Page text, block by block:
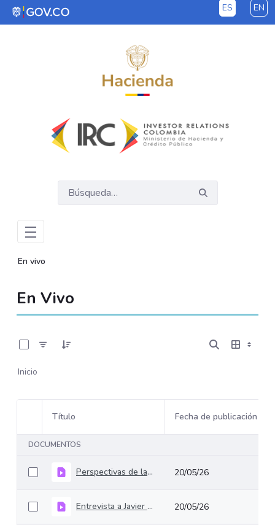
Saltar al contenido principal ES EN
En vivo
En Vivo
Inicio
Selección del elemento
Título Fecha de publicación
DOCUMENTOS
Perspectivas de la deuda de Colombia después de una operación reciente - Blooomberg 20/05/26
Entrevista a Javier Cuéllar . Director General de Crédito Público y Tesoro Nacional - Primera Página 20/05/26